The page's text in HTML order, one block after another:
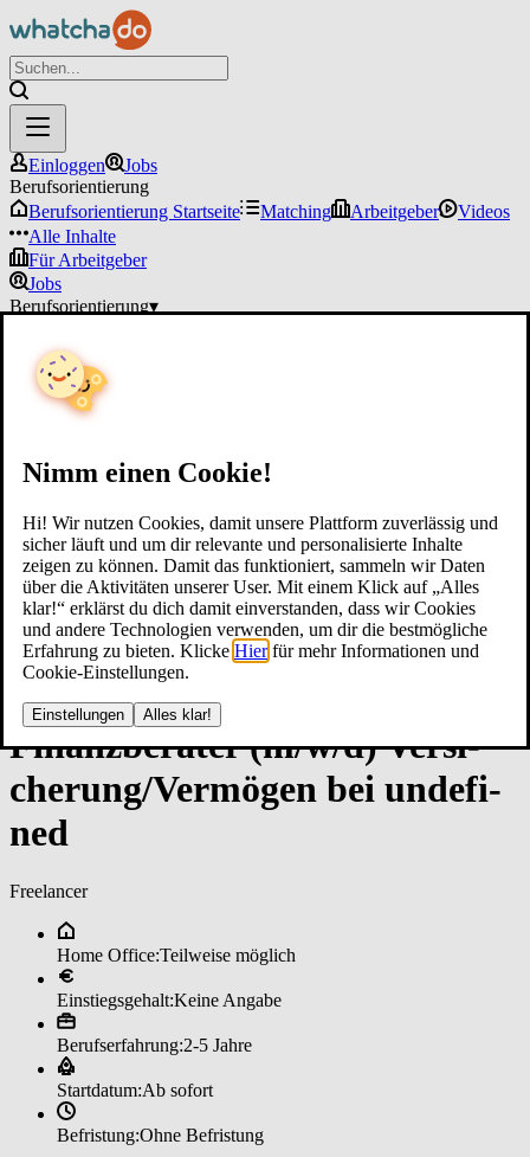
Nimm einen Cookie!
Hi! Wir nutzen Cookies, damit unsere Plattform zuverlässig und
sicher läuft und um dir relevante und personalisierte Inhalte
zeigen zu können. Damit das funktioniert, sammeln wir Daten
über die Aktivitäten unserer User. Mit einem Klick auf „Alles
klar!“ erklärst du dich damit einverstanden, dass wir Cookies
und andere Technologien verwenden, um dir die bestmögliche
Erfahrung zu bieten. Klicke Hier für mehr Informationen und
Cookie-Einstellungen.
Einstellungen Alles klar!
Einloggen
Jobs
Berufsorientierung
Berufsorientierung Startseite
Matching Arbeitgeber
Videos
Alle Inhalte
Für Arbeitgeber
Jobs
Berufsorientierung▾
Fi­nanz­be­ra­ter (m/w/d) Ver­si­
che­run­g/Ver­mö­gen bei un­de­fi­
ned
Freelancer
Home Office:Teilweise möglich
Einstiegsgehalt:Keine Angabe
Berufserfahrung:2-5 Jahre
Startdatum:Ab sofort
Befristung:Ohne Befristung